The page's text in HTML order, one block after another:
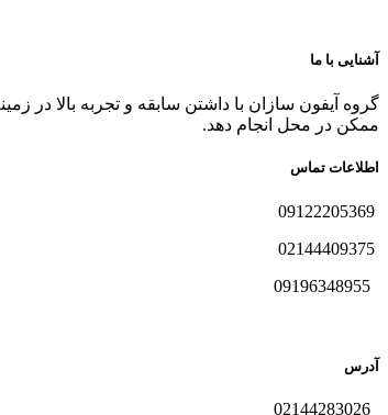
آشنایی با ما
گروه آیفون سازان با داشتن سابقه و تجربه بالا در
ممکن در محل انجام دهد.
اطلاعات تماس
آدرس